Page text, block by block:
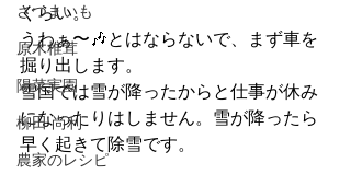
さつまいも
原木椎茸
陽菜実園
柳田 尚利
農家のレシピ
ぐらい。
うわぁ〜🎶とはならないで、まず車を
掘り出します。
雪国では雪が降ったからと仕事が休み
になったりはしません。雪が降ったら
早く起きて除雪です。